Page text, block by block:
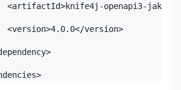
<artifactId>knife4j-openapi3-
<version>4.0.0</version>